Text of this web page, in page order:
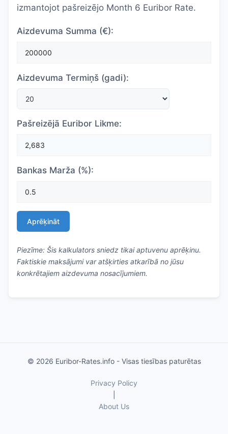
izmantojot pašreizējo Month 6 Euribor Rate.
Aizdevuma Summa (€):
Aizdevuma Termiņš (gadi):
Pašreizējā Euribor Likme:
Bankas Marža (%):
Aprēķināt
Piezīme: Šis kalkulators sniedz tikai aptuvenu aprēķinu.
Faktiskie maksājumi var atšķirties atkarībā no jūsu
konkrētajiem aizdevuma nosacījumiem.
© 2026 Euribor-Rates.info - Visas tiesības paturētas
Privacy Policy
About Us